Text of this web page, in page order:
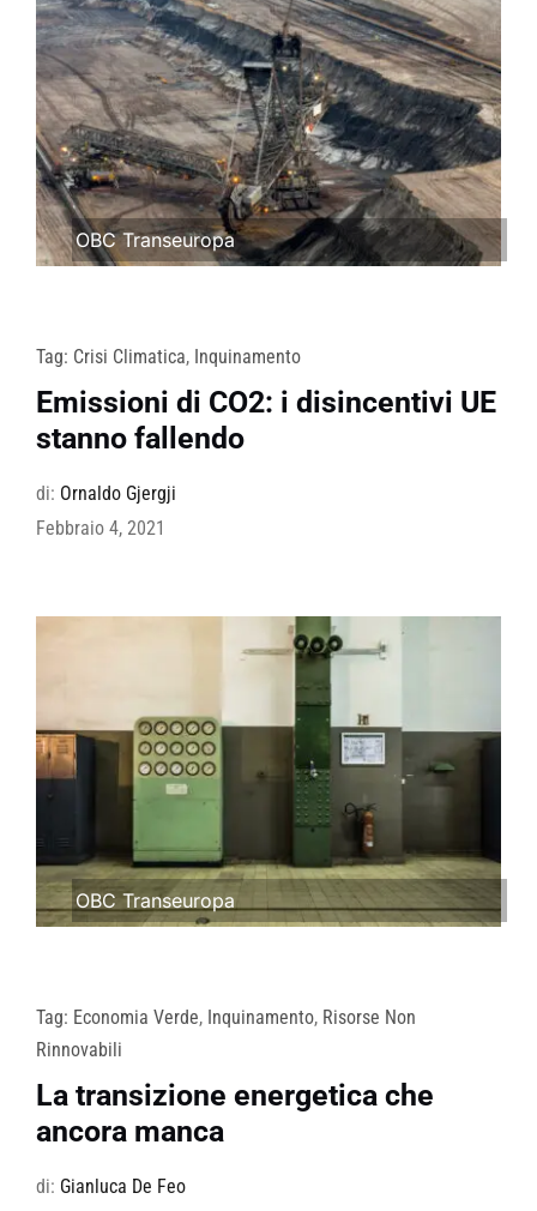
OBC Transeuropa
Tag: Crisi Climatica, Inquinamento
Emissioni di CO2: i disincentivi UE
stanno fallendo
di: Ornaldo Gjergji
Febbraio 4, 2021
OBC Transeuropa
Tag: Economia Verde, Inquinamento, Risorse Non
Rinnovabili
La transizione energetica che
ancora manca
di: Gianluca De Feo